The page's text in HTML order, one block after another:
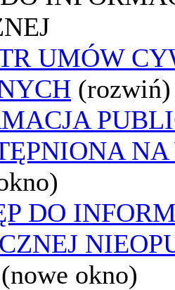
UMÓW
(rozwiń)
DO
(nowe okno)